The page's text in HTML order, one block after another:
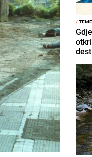
/TEME